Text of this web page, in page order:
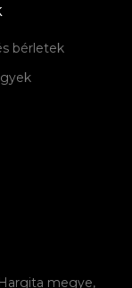
bérletek
megye,